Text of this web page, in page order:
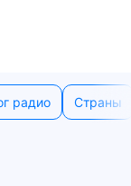
радио Страны